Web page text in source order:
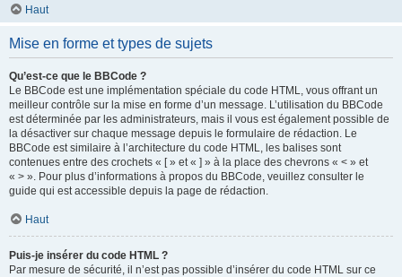
Haut
Mise en forme et types de sujets
Qu’est-ce que le BBCode ?
Le BBCode est une implémentation spéciale du code HTML, vous offrant un
meilleur contrôle sur la mise en forme d’un message. L’utilisation du BBCode
est déterminée par les administrateurs, mais il vous est également possible de
la désactiver sur chaque message depuis le formulaire de rédaction. Le
BBCode est similaire à l’architecture du code HTML, les balises sont
contenues entre des crochets « [ » et « ] » à la place des chevrons « < » et
« > ». Pour plus d’informations à propos du BBCode, veuillez consulter le
guide qui est accessible depuis la page de rédaction.
Haut
Puis-je insérer du code HTML ?
Par mesure de sécurité, il n’est pas possible d’insérer du code HTML sur ce